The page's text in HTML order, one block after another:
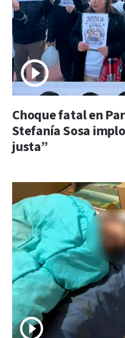
Choque fatal en
Stefanía Sosa
justa”